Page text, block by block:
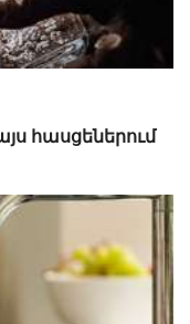
հասցեներում